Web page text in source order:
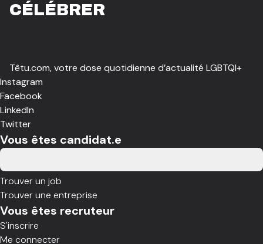
CÉLÉBRER
Têtu.com, votre dose quotidienne d’actualité LGBTQI+
Instagram
Facebook
LinkedIn
Twitter
Vous êtes candidat.e
Trouver un job
Trouver une entreprise
Vous êtes recruteur
S'inscrire
Me connecter